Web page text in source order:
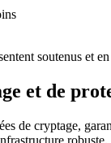
soutenus et
et de
de cryptage,